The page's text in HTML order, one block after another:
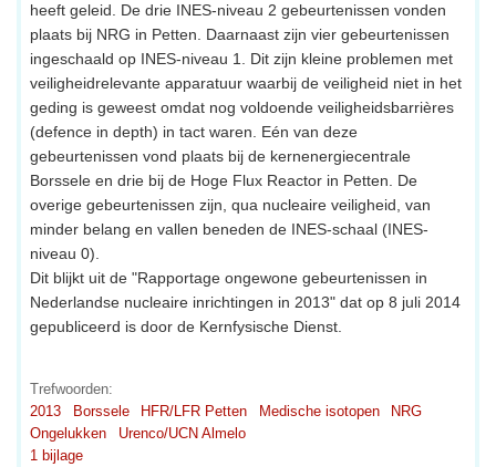
heeft geleid. De drie INES-niveau 2 gebeurtenissen vonden
plaats bij NRG in Petten. Daarnaast zijn vier gebeurtenissen
ingeschaald op INES-niveau 1. Dit zijn kleine problemen met
veiligheidrelevante apparatuur waarbij de veiligheid niet in het
geding is geweest omdat nog voldoende veiligheidsbarrières
(defence in depth) in tact waren. Eén van deze
gebeurtenissen vond plaats bij de kernenergiecentrale
Borssele en drie bij de Hoge Flux Reactor in Petten. De
overige gebeurtenissen zijn, qua nucleaire veiligheid, van
minder belang en vallen beneden de INES-schaal (INES-
niveau 0).
Dit blijkt uit de "Rapportage ongewone gebeurtenissen in
Nederlandse nucleaire inrichtingen in 2013" dat op 8 juli 2014
gepubliceerd is door de Kernfysische Dienst.
Trefwoorden:
2013
Borssele HFR/LFR Petten Medische isotopen
NRG
Ongelukken
Urenco/UCN Almelo
1 bijlage